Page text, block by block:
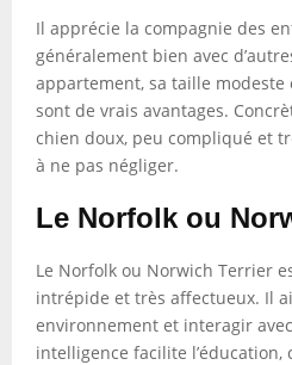
Il apprécie la compagnie des
généralement bien avec
appartement, sa taille
sont de vrais avantages.
chien doux, peu compliqué et
à ne pas négliger.
Le Norfolk ou
Le Norfolk ou Norwich Terrier
intrépide et très affectueux. Il
environnement et interagir
intelligence facilite